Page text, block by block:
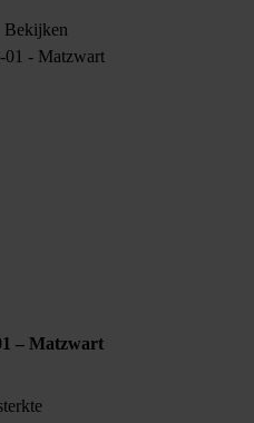
Bekijken
– Matzwart